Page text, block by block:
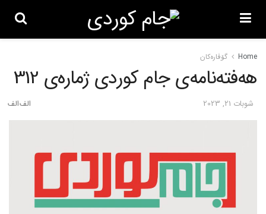
Home گۆڤاره‌کان
هەفتەنامەی جام کوردی ژمارەی 312
شوبات 21, 2023